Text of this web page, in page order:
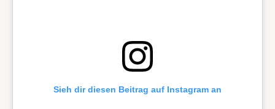
Sieh dir diesen Beitrag auf Instagram an